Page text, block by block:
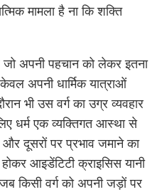
मामला है ना कि शक्ति
जो अपनी पहचान को लेकर इतना
अपनी धार्मिक यात्राओं
भी उस वर्ग का उग्र व्यवहार
धर्म एक व्यक्तिगत आस्था से
और दूसरों पर प्रभाव जमाने का
आइडेंटिटी क्राइसिस यानी
किसी वर्ग को अपनी जड़ों पर